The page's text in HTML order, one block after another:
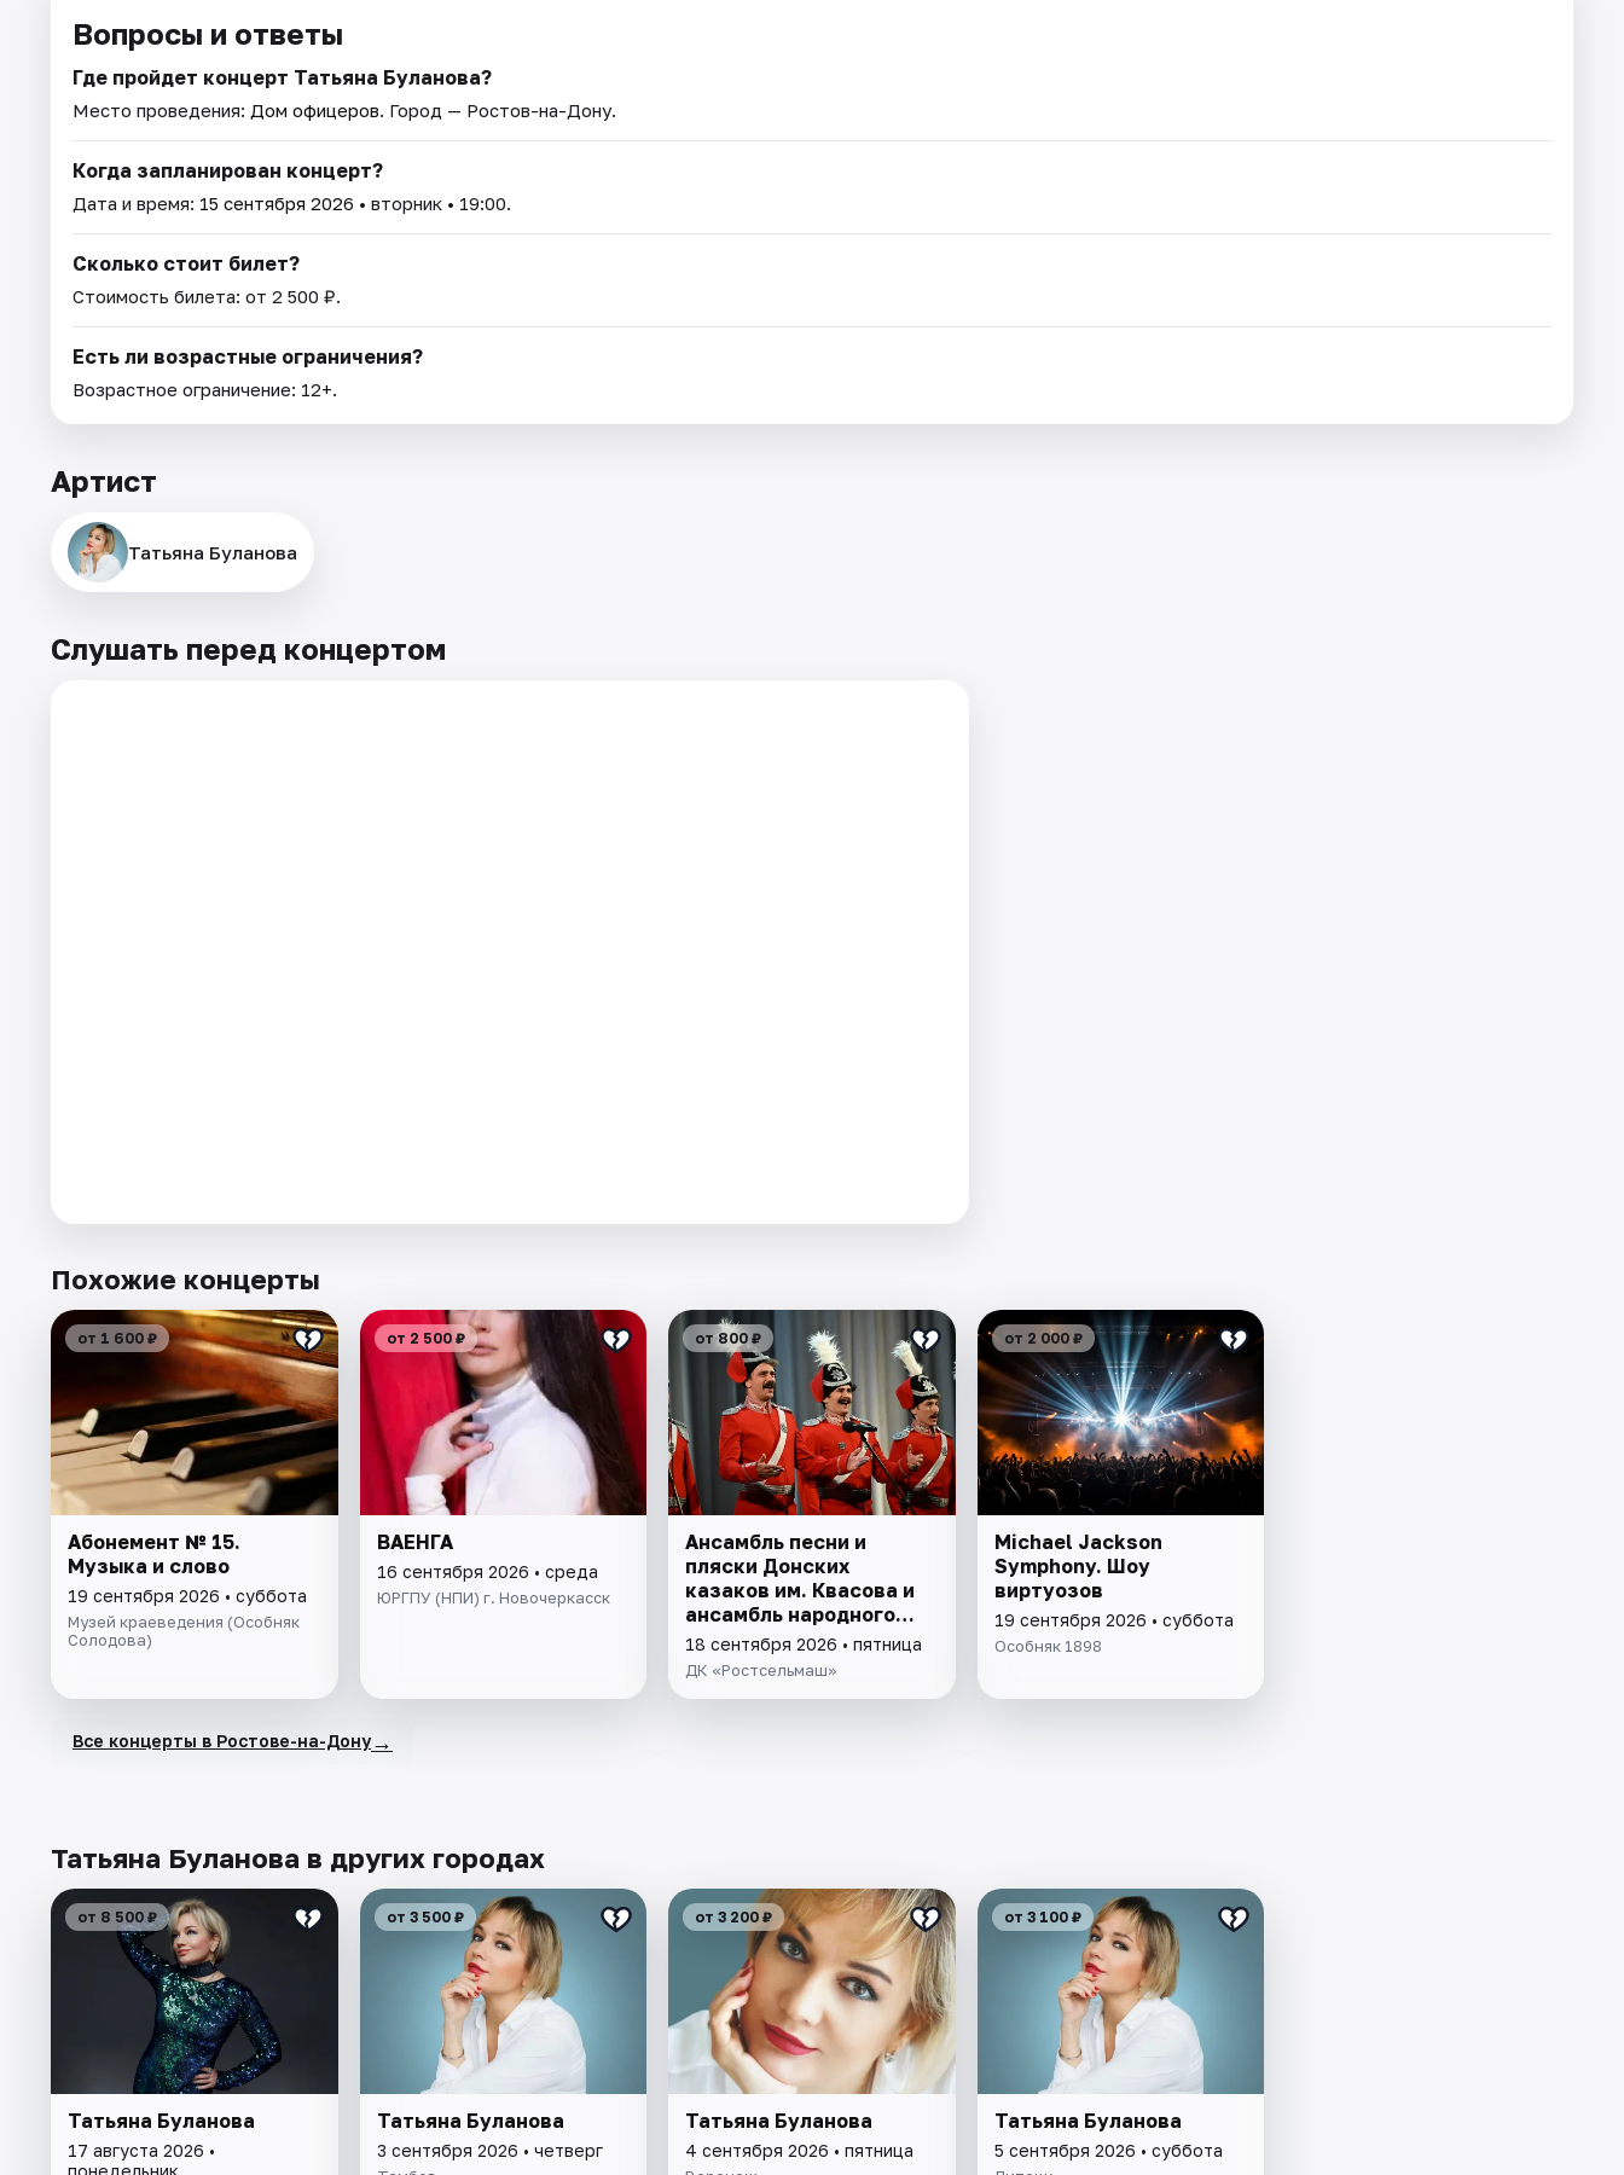
Вопросы и ответы
Где пройдет концерт Татьяна Буланова?
Место проведения: Дом офицеров. Город — Ростов-на-Дону.
Когда запланирован концерт?
Дата и время: 15 сентября 2026 • вторник • 19:00.
Сколько стоит билет?
Стоимость билета: от 2 500 ₽.
Есть ли возрастные ограничения?
Возрастное ограничение: 12+.
Артист
Татьяна Буланова
Слушать перед концертом
Похожие концерты
от 1 600 ₽
Абонемент № 15.
Музыка и слово
19 сентября 2026 • суббота
Музей краеведения (Особняк
Солодова)
от 2 500 ₽
ВАЕНГА
16 сентября 2026 • среда
ЮРГПУ (НПИ) г. Новочеркасск
от 800 ₽
Ансамбль песни и
пляски Донских
казаков им. Квасова и
ансамбль народного
танца Адыгеи
«Нальмэс»
18 сентября 2026 • пятница
ДК «Ростсельмаш»
от 2 000 ₽
Michael Jackson
Symphony. Шоу
виртуозов
19 сентября 2026 • суббота
Особняк 1898
Все концерты в Ростове-на-Дону→
Татьяна Буланова в других городах
от 8 500 ₽
Татьяна Буланова
17 августа 2026 •
понедельник
от 3 500 ₽
Татьяна Буланова
3 сентября 2026 • четверг
от 3 200 ₽
Татьяна Буланова
4 сентября 2026 • пятница
от 3 100 ₽
Татьяна Буланова
5 сентября 2026 • суббота